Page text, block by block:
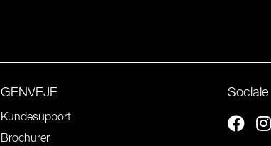
GENVEJE
Kundesupport
Brochurer